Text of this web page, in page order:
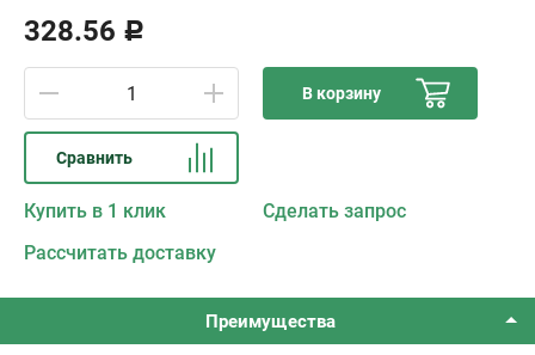
328.56 Р
В корзину
Сравнить
Купить в 1 клик
Сделать запрос
Рассчитать доставку
Преимущества